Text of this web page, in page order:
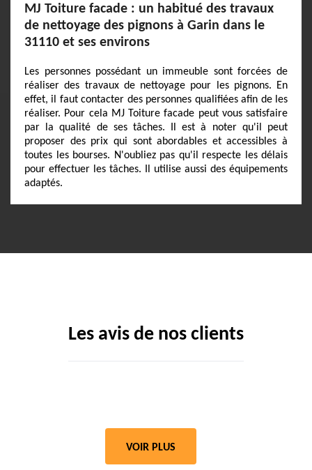
MJ Toiture facade : un habitué des travaux
de nettoyage des pignons à Garin dans le
31110 et ses environs
Les personnes possédant un immeuble sont forcées de
réaliser des travaux de nettoyage pour les pignons. En
effet, il faut contacter des personnes qualifiées afin de les
réaliser. Pour cela MJ Toiture facade peut vous satisfaire
par la qualité de ses tâches. Il est à noter qu'il peut
proposer des prix qui sont abordables et accessibles à
toutes les bourses. N'oubliez pas qu'il respecte les délais
pour effectuer les tâches. Il utilise aussi des équipements
adaptés.
Les avis de nos clients
VOIR PLUS